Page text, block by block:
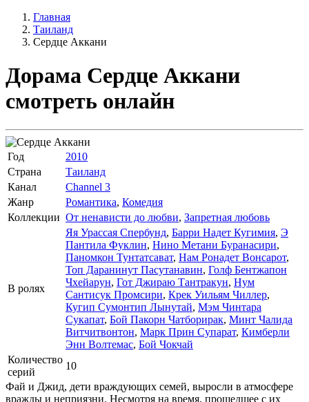
Главная
Таиланд
Сердце Аккани
Дорама Сердце Аккани
смотреть онлайн
Год
2010
Страна
Таиланд
Канал
Channel 3
Жанр
Романтика, Комедия
Коллекции От ненависти до любви, Запретная любовь
В ролях
Яя Урассая Спербунд, Барри Надет Кугимия, Э
Пантила Фуклин, Нино Метани Буранасири,
Паномкон Тунтатсават, Нам Ронадет Вонсарот,
Топ Даранинут Пасутанавин, Голф Бентжапон
Чхейарун, Гот Джираю Тантракун, Нум
Сантисук Промсири, Крек Уильям Чиллер,
Кугип Сумонтип Лынутай, Мэм Чинтара
Сукапат, Бой Пакорн Чатборирак, Минт Чалида
Витчитвонтон, Марк Прин Супарат, Кимберли
Энн Волтемас, Бой Чокчай
Количество
серий
10
Фай и Джид, дети враждующих семей, выросли в атмосфере
вражды и неприязни. Несмотря на время, прошедшее с их